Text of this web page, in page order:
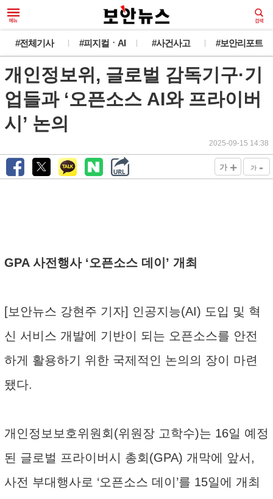
#전체기사 #피지컬ㆍAI #사건사고 #보안리포트
개인정보위, 글로벌 감독기구·기
업들과 ‘오픈소스 AI와 프라이버
시’ 논의
2025-09-15 14:38
가 + 가 -
GPA 사전행사 ‘오픈소스 데이’ 개최
[보안뉴스 강현주 기자] 인공지능(AI) 도입 및 혁
신 서비스 개발에 기반이 되는 오픈소스를 안전
하게 활용하기 위한 국제적인 논의의 장이 마련
됐다.
개인정보보호위원회(위원장 고학수)는 16일 예정
된 글로벌 프라이버시 총회(GPA) 개막에 앞서,
사전 부대행사로 ‘오픈소스 데이’를 15일에 개최